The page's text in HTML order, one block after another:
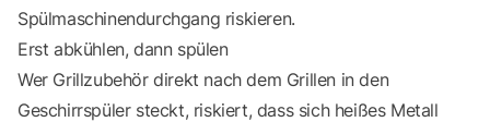
Spülmaschinendurchgang riskieren.
Erst abkühlen, dann spülen
Wer Grillzubehör direkt nach dem Grillen in den
Geschirrspüler steckt, riskiert, dass sich heißes Metall